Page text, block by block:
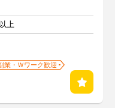
上
業・Ｗワーク歓迎